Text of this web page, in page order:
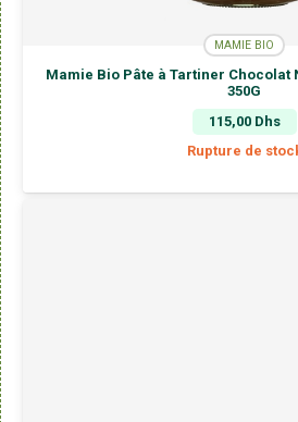
MAMIE BIO
Mamie Bio Pâte à Tartiner Chocolat
350G
115,00 Dhs
Rupture de